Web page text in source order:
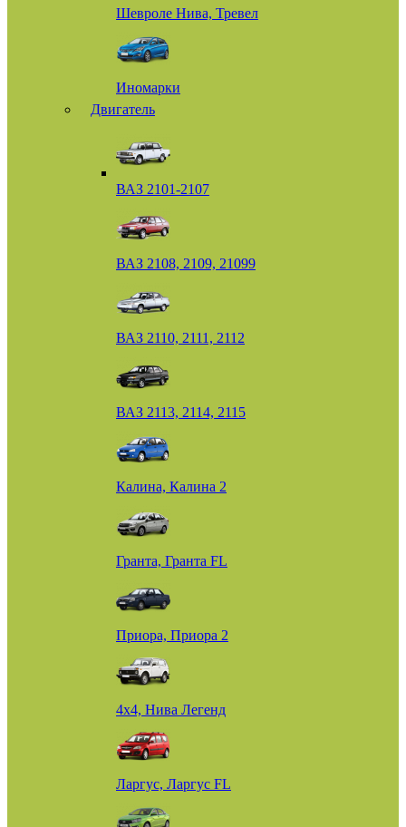
Шевроле Нива, Тревел
Иномарки
Двигатель
ВАЗ 2101-2107
ВАЗ 2108, 2109, 21099
ВАЗ 2110, 2111, 2112
ВАЗ 2113, 2114, 2115
Калина, Калина 2
Гранта, Гранта FL
Приора, Приора 2
4х4, Нива Легенд
Ларгус, Ларгус FL